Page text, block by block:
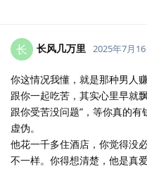
长 长风几万里 2025年7月16
你这情况我懂，就是那种男人
跟你一起吃苦，其实心里早就
跟你受苦没问题”，等你真的
虚伪。
他花一千多住酒店，你觉得没
不一样。你得想清楚，他是真